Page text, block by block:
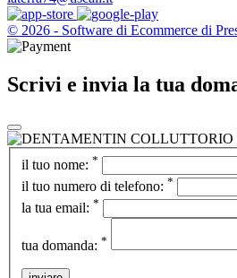
© 2026 - Software di Ecommerce di
Scrivi e invia la tua
il tuo nome: *
il tuo numero di telefono: *
la tua email: *
tua domanda: *